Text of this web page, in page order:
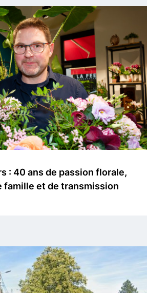
: 40 ans de passion florale,
famille et de transmission